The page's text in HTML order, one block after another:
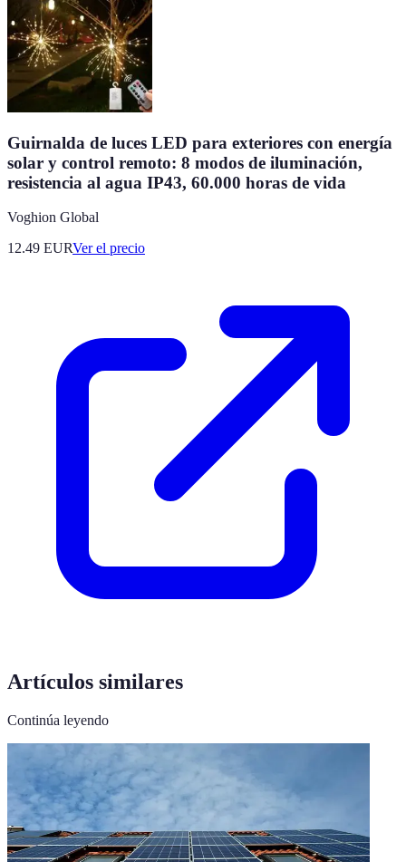
Guirnalda de luces LED para exteriores con energía
solar y control remoto: 8 modos de iluminación,
resistencia al agua IP43, 60.000 horas de vida
Voghion Global
12.49 EURVer el precio
Artículos similares
Continúa leyendo